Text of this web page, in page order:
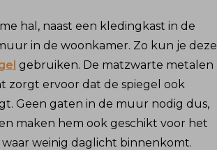
hal, naast een kledingkast in de
in de woonkamer. Zo kun je deze
gebruiken. De matzwarte metalen
zorgt ervoor dat de spiegel ook
Geen gaten in de muur nodig dus,
maken hem ook geschikt voor het
weinig daglicht binnenkomt.